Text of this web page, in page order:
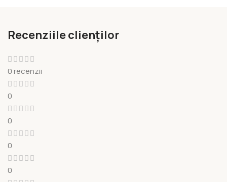
Recenziile clienților
0 recenzii
0
0
0
0